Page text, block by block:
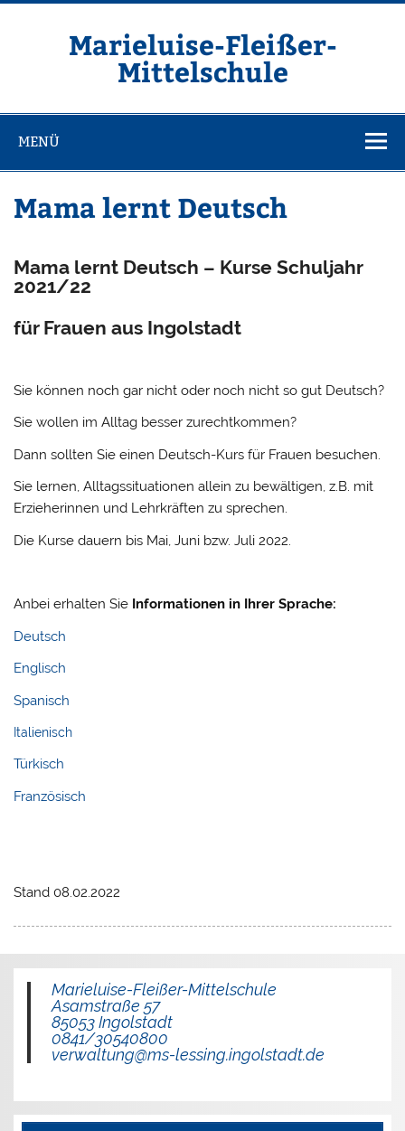
Zum
Marieluise-Fleißer-
Mittelschule
MENÜ
Mama lernt Deutsch
Mama lernt Deutsch – Kurse Schuljahr
2021/22
für Frauen aus Ingolstadt
Sie können noch gar nicht oder noch nicht so gut Deutsch?
Sie wollen im Alltag besser zurechtkommen?
Dann sollten Sie einen Deutsch-Kurs für Frauen besuchen.
Sie lernen, Alltagssituationen allein zu bewältigen, z.B. mit
Erzieherinnen und Lehrkräften zu sprechen.
Die Kurse dauern bis Mai, Juni bzw. Juli 2022.
Anbei erhalten Sie Informationen in Ihrer Sprache:
Deutsch
Englisch
Spanisch
Italienisch
Türkisch
Französisch
Stand 08.02.2022
Marieluise-Fleißer-Mittelschule
Asamstraße 57
85053 Ingolstadt
0841/30540800
verwaltung@ms-lessing.ingolstadt.de